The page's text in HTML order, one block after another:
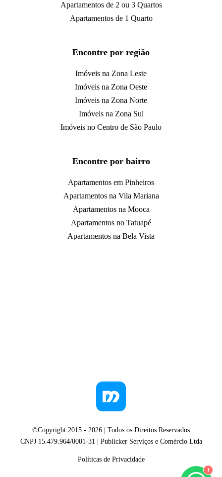
1
Apartamentos de 2 ou 3 Quartos
Apartamentos de 1 Quarto
Encontre por região
Imóveis na Zona Leste
Imóveis na Zona Oeste
Imóveis na Zona Norte
Imóveis na Zona Sul
Imóveis no Centro de São Paulo
Encontre por bairro
Apartamentos em Pinheiros
Apartamentos na Vila Mariana
Apartamentos na Mooca
Apartamentos no Tatuapé
Apartamentos na Bela Vista
©Copyright 2015 - 2026 | Todos os Direitos Reservados
CNPJ 15.479.964/0001-31 | Publicker Serviços e Comércio Ltda
Políticas de Privacidade